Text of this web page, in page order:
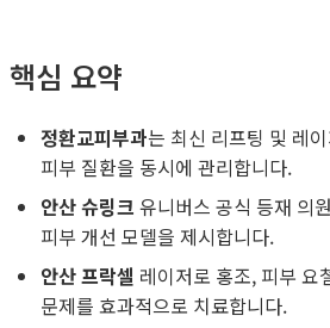
핵심 요약
정환교피부과는 최신 리프팅 및 레
피부 질환을 동시에 관리합니다.
안산 슈링크 유니버스 공식 등재 의
피부 개선 모델을 제시합니다.
안산 프락셀 레이저로 홍조, 피부 요
문제를 효과적으로 치료합니다.